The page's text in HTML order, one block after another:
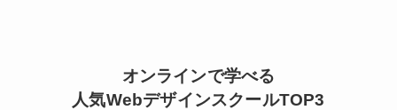
オンラインで学べる
人気WebデザインスクールTOP3